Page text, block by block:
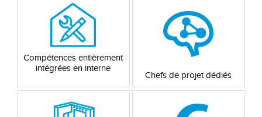
Compétences entièrement
intégrées en interne
Chefs de projet dédiés